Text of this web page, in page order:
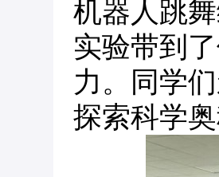
机器人跳
实验带到
力。同学
探索科学